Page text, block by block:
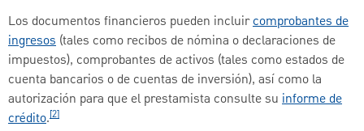
Los documentos financieros pueden incluircomprobantes de
ingresos (tales como recibos de nómina o declaraciones de
impuestos), comprobantes de activos (tales como estados de
cuenta bancarios o de cuentas de inversión), así como la
autorización para que el prestamista consulte su informe de
crédito.[2]